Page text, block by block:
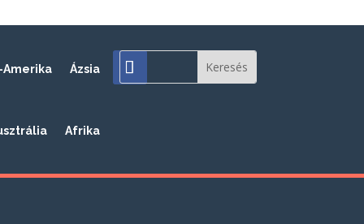
Amerika Ázsia
Afrika